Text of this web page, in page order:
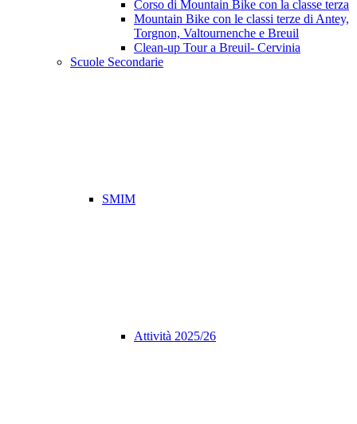
Corso di Mountain Bike con la classe terza
Mountain Bike con le classi terze di Antey,
Torgnon, Valtournenche e Breuil
Clean-up Tour a Breuil- Cervinia
Scuole Secondarie
SMIM
Attività 2025/26